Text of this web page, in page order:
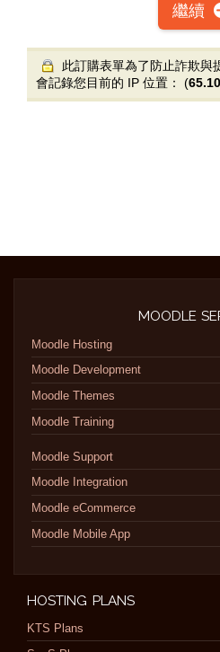
繼續
此訂購表單為了防止詐欺與
會記錄您目前的 IP 位置： (
MOODLE
Moodle Hosting
Moodle Development
Moodle Themes
Moodle Training
Moodle Support
Moodle Integration
Moodle eCommerce
Moodle Mobile App
HOSTING PLANS
KTS Plans